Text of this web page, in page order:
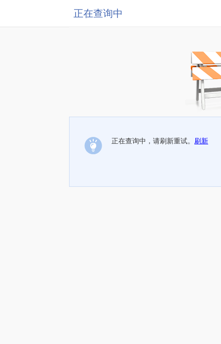
正在查询中
正在查询中，请刷新重试。 刷新